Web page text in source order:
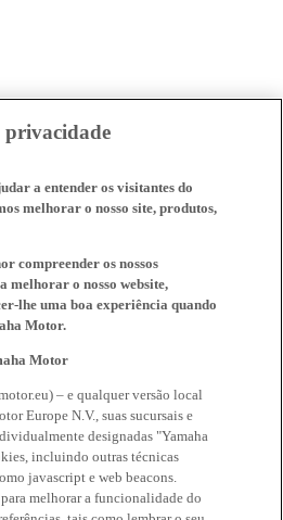
privacidade
a entender os visitantes do
melhorar o nosso site, produtos,
compreender os nossos
melhorar o nosso website,
lhe uma boa experiência quando
Motor.
Motor
– e qualquer versão local
Europe N.V., suas sucursais e
designadas "Yamaha
incluindo outras técnicas
javascript e web beacons.
melhorar a funcionalidade do